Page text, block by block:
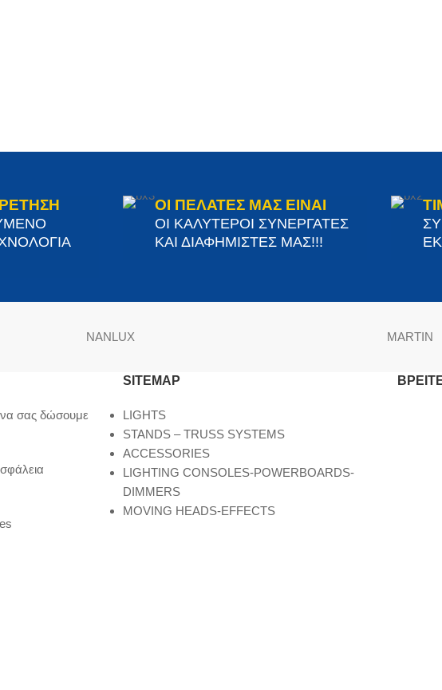
ΟΙ ΠΕΛΑΤΕΣ ΜΑΣ ΕΙΝΑΙ
ΟΙ ΚΑΛΥΤΕΡΟΙ ΣΥΝΕΡΓΑΤΕΣ
ΚΑΙ ΔΙΑΦΗΜΙΣΤΕΣ ΜΑΣ!!!
NANLUX MARTIN
να σας δώσουμε
SITEMAP
LIGHTS
STANDS – TRUSS SYSTEMS
ACCESSORIES
LIGHTING CONSOLES-POWERBOARDS-
DIMMERS
MOVING HEADS-EFFECTS